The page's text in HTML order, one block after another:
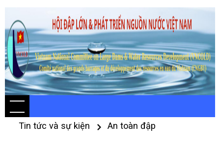
Tin tức và sự kiện An toàn đập